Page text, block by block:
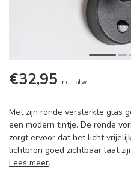
€32,95 Incl. btw
Met zijn ronde versterkte glas
een modern tintje. De ronde
zorgt ervoor dat het licht
lichtbron goed zichtbaar laat
Lees meer.